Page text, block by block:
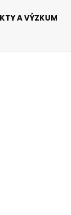
A VÝZKUM